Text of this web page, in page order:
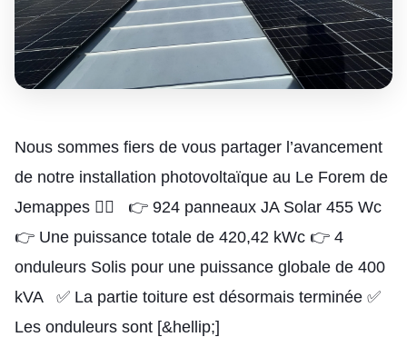
Nous sommes fiers de vous partager l’avancement
de notre installation photovoltaïque au Le Forem de
Jemappes 👷‍♂️ 👉 924 panneaux JA Solar 455 Wc
👉 Une puissance totale de 420,42 kWc 👉 4
onduleurs Solis pour une puissance globale de 400
kVA ✅ La partie toiture est désormais terminée ✅
Les onduleurs sont [&hellip;]